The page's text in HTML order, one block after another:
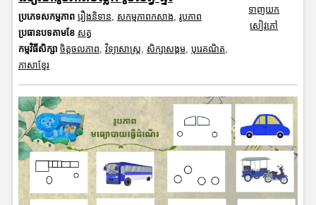
ប្រភេទសកម្មភាព រឿងនិទាន សកម្មភាពកសាង រូបភាព
ប្រធានបទតាមខែ សត្វ
កម្មវិធីសិក្សា ចិត្តចលភាព វិទ្យាសាស្រ្ត សិក្សាសង្គម, បុរេគណិត
ភាសាខ្មែរ
ទាញយក
សៀវភៅ